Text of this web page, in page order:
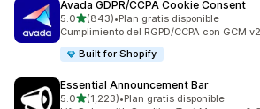
Avada GDPR/CCPA Cookie Consent
5.0de 5 estrellas
(843)
843 reseñas en total
•Plan gratis disponible
Cumplimiento del RGPD/CCPA con GCM
Built for Shopify
Essential Announcement Bar
5.0de 5 estrellas
(1,223)
1223 reseñas en total
•Plan gratis disponible